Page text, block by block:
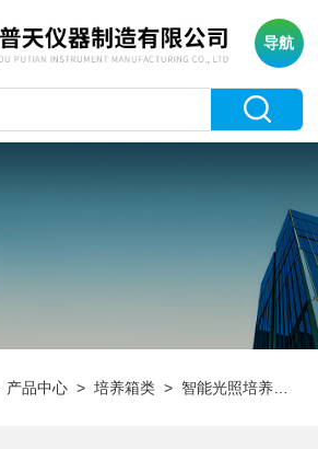
导航
产品中心 >培养箱类 > 智能光照培养箱（强光）